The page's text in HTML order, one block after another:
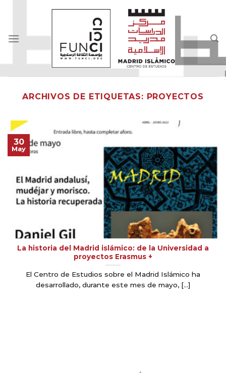
ARCHIVOS DE ETIQUETAS: PROYECTOS
La historia del Madrid islámico: de la Universidad a
proyectos Erasmus +
El Centro de Estudios sobre el Madrid Islámico ha
desarrollado, durante este mes de mayo, [...]
30
May